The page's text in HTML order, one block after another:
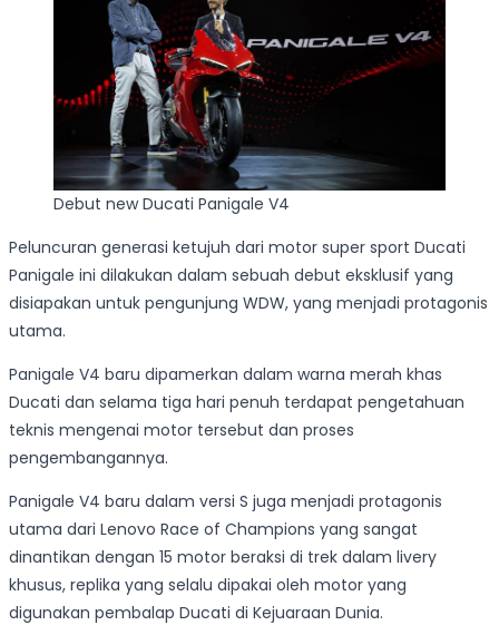
Debut new Ducati Panigale V4
Peluncuran generasi ketujuh dari motor super sport Ducati
Panigale ini dilakukan dalam sebuah debut eksklusif yang
disiapakan untuk pengunjung WDW, yang menjadi protagonis
utama.
Panigale V4 baru dipamerkan dalam warna merah khas
Ducati dan selama tiga hari penuh terdapat pengetahuan
teknis mengenai motor tersebut dan proses
pengembangannya.
Panigale V4 baru dalam versi S juga menjadi protagonis
utama dari Lenovo Race of Champions yang sangat
dinantikan dengan 15 motor beraksi di trek dalam livery
khusus, replika yang selalu dipakai oleh motor yang
digunakan pembalap Ducati di Kejuaraan Dunia.